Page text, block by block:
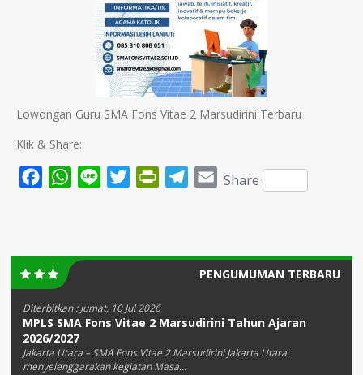
Lowongan Guru SMA Fons Vitae 2 Marsudirini Terbaru
Klik & Share:
FacebookWhatsApp
Line TwitterPrintFriendly
Telegram
Email
Share
PENGUMUMAN TERBARU
Diterbitkan :Jumat, 10 Jul 2026
MPLS SMA Fons Vitae 2 Marsudirini Tahun Ajaran
2026/2027
Jakarta Utara – SMA Fons Vitae 2 Marsudirini Jakarta Utara
menyelenggarakan kegiatan Masa...